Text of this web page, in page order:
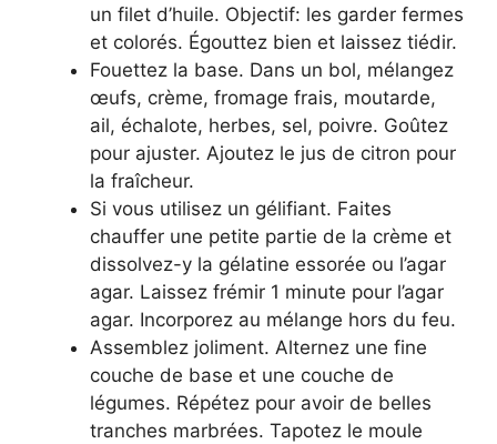
un filet d’huile. Objectif: les garder fermes
et colorés. Égouttez bien et laissez tiédir.
Fouettez la base. Dans un bol, mélangez
œufs, crème, fromage frais, moutarde,
ail, échalote, herbes, sel, poivre. Goûtez
pour ajuster. Ajoutez le jus de citron pour
la fraîcheur.
Si vous utilisez un gélifiant. Faites
chauffer une petite partie de la crème et
dissolvez-y la gélatine essorée ou l’agar
agar. Laissez frémir 1 minute pour l’agar
agar. Incorporez au mélange hors du feu.
Assemblez joliment. Alternez une fine
couche de base et une couche de
légumes. Répétez pour avoir de belles
tranches marbrées. Tapotez le moule